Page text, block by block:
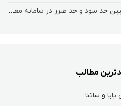
نحوه تعیین حد سود و حد ضرر در سامانه معاملاتی کارگزاری فارابی
مطالب
پایا و ساتنا